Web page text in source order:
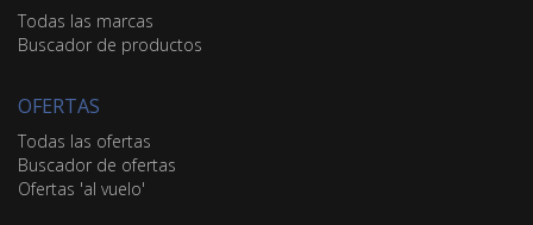
Todas las marcas
Buscador de productos
OFERTAS
Todas las ofertas
Buscador de ofertas
Ofertas 'al vuelo'